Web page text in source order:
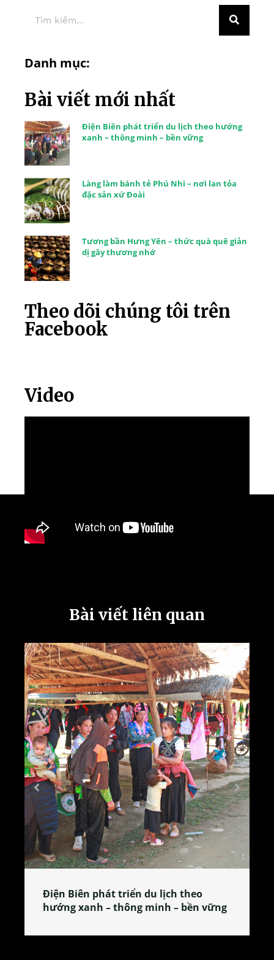
Danh mục:
Bài viết mới nhất
Điện Biên phát triển du lịch theo hướng
xanh – thông minh – bền vững
Làng làm bánh tẻ Phú Nhi – nơi lan tỏa
đặc sản xứ Đoài
Tương bần Hưng Yên – thức quà quê giản
dị gây thương nhớ
Theo dõi chúng tôi trên
Facebook
Video
Bài viết liên quan
Làng làm bánh tẻ Phú Nhi – nơi lan
tỏa đặc sản xứ Đoài